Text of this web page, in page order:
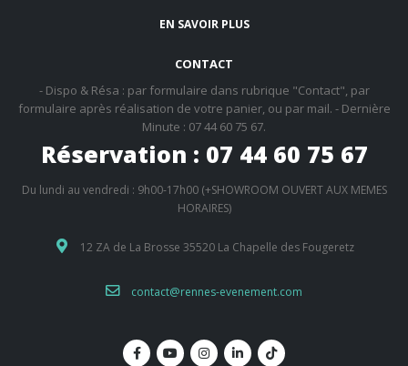
EN SAVOIR PLUS
CONTACT
- Dispo & Résa : par formulaire dans rubrique "Contact", par
formulaire après réalisation de votre panier, ou par mail. - Dernière
Minute : 07 44 60 75 67.
Réservation : 07 44 60 75 67
Du lundi au vendredi : 9h00-17h00 (+SHOWROOM OUVERT AUX MEMES
HORAIRES)
12 ZA de La Brosse 35520 La Chapelle des Fougeretz
contact@rennes-evenement.com